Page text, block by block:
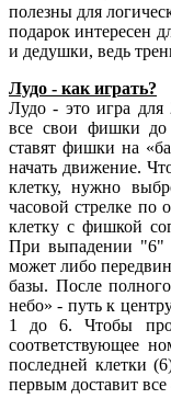
полезны для
подарок интересен
и дедушки, ведь
Лудо - как играть?
Лудо - это игра для
все свои фишки до
ставят фишки на
начать движение.
клетку, нужно
часовой стрелке по
клетку с фишкой
При выпадении "6"
может либо
базы. Послеполного
небо» - путьк
1
до6. Чтобы
соответствующее
последней клетки (6
первым доставит все